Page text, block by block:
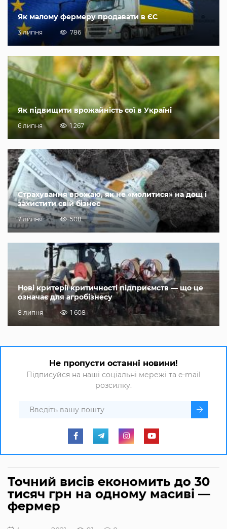
Як малому фермеру продавати в ЄС
3 липня 786
Як підвищити врожайність сої в Україні
6 липня 1 267
Страхування врожаю, як не «молитися» на дощ і
захистити свій бізнес
7 липня 508
Нові критерії критичності підприємств — що це
означає для агробізнесу
8 липня 1 608
Не пропусти останні новини!
Підписуйся на наші соціальні мережі та e-mail
розсилку.
Точний висів економить до 30
тисяч грн на одному масиві —
фермер